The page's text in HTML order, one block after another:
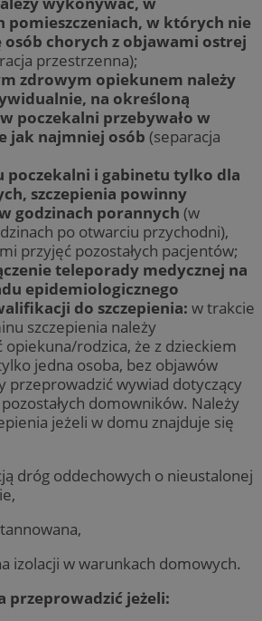
pomieszczeniach, w których nie
osób chorych z objawami ostrej
przestrzenna);
zdrowym opiekunem należy
na określoną
poczekalni przebywało w
jak najmniej osób (separacja
poczekalni i gabinetu tylko dla
szczepienia powinny
godzinach porannych (w
po otwarciu przychodni),
przyjęć pozostałych pacjentów;
teleporady medycznej na
epidemiologicznego
do szczepienia: w trakcie
szczepienia należy
rodzica, że z dzieckiem
jedna osoba, bez objawów
przeprowadzić wywiad dotyczący
domowników. Należy
jeżeli w domu znajduje się
dróg oddechowych o nieustalonej
izolacji w warunkach domowych.
przeprowadzić jeżeli: